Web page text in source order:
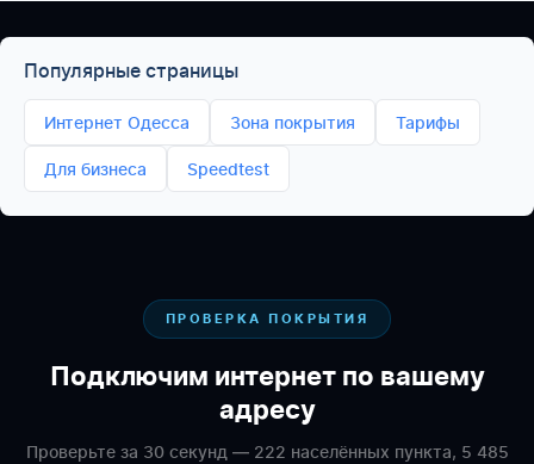
Популярные страницы
Интернет Одесса Зона покрытия Тарифы
Для бизнеса Speedtest
ПРОВЕРКА ПОКРЫТИЯ
Подключим интернет по вашему
адресу
Проверьте за 30 секунд — 222 населённых пункта, 5 485